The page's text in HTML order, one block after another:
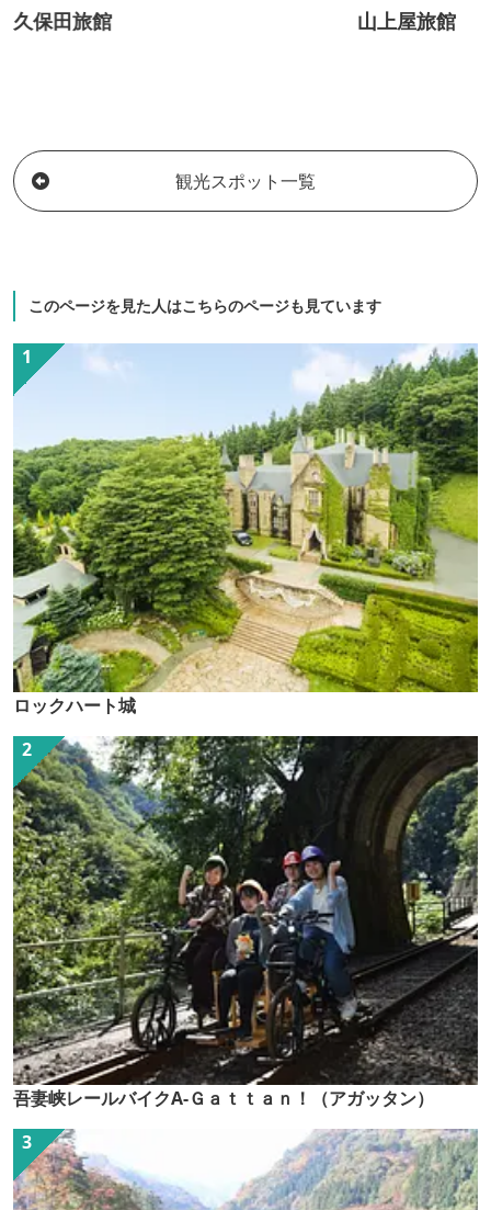
山上屋旅館 旅館 やまび
観光スポット一覧
このページを見た人はこちらのページも見ています
ロックハート城
吾妻峡レールバイクA-Ｇａｔｔａｎ！（アガッタン）